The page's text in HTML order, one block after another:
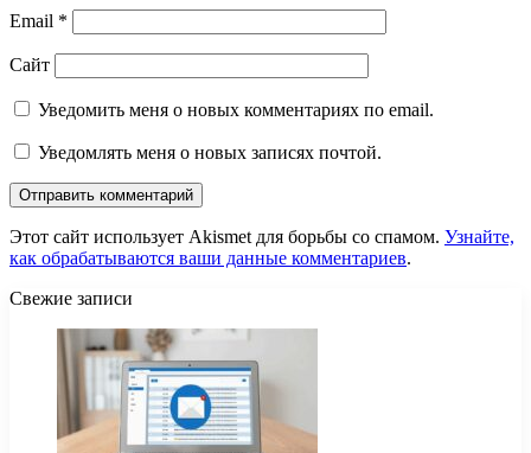
Email *
Сайт
Уведомить меня о новых комментариях по email.
Уведомлять меня о новых записях почтой.
Этот сайт использует Akismet для борьбы со спамом. Узнайте,
как обрабатываются ваши данные комментариев.
Свежие записи